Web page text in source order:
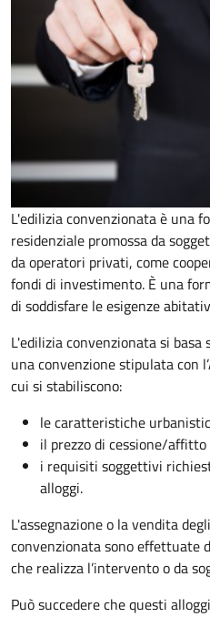
L'edilizia convenzionata è una
residenziale promossa da
da operatori privati, come
fondi di investimento. È una
di soddisfare le esigenze
L'edilizia convenzionata si
una convenzione stipulata con
cui si stabiliscono:
le caratteristiche
il prezzo di cessione/affitto
i requisiti soggettivi
alloggi.
L'assegnazione o la vendita
convenzionata sono effettuate
che realizza l’intervento o da
Può succedere che questi